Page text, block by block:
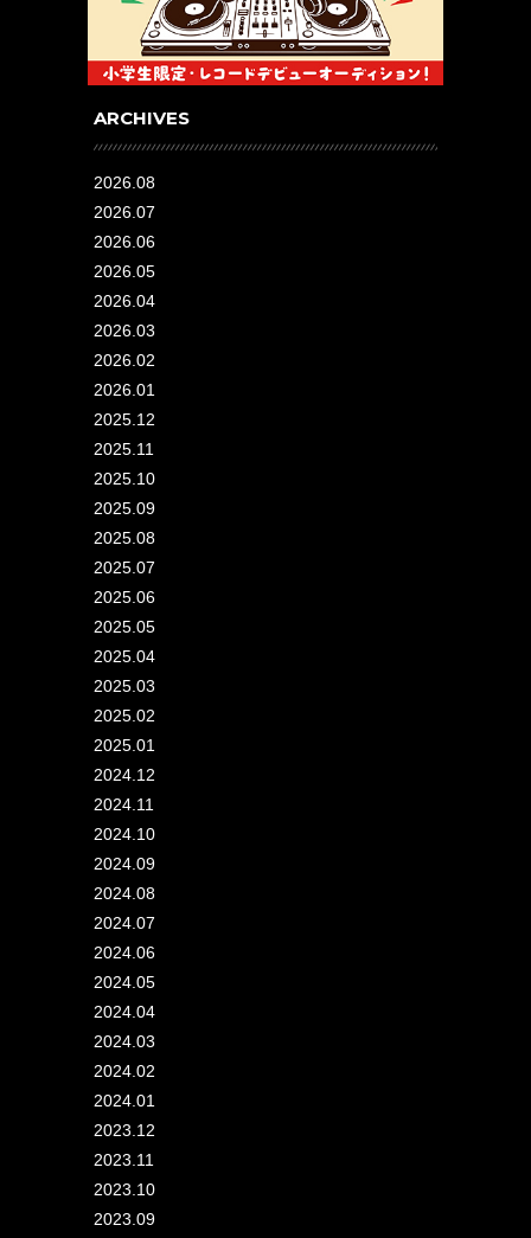
ARCHIVES
2026.08
2026.07
2026.06
2026.05
2026.04
2026.03
2026.02
2026.01
2025.12
2025.11
2025.10
2025.09
2025.08
2025.07
2025.06
2025.05
2025.04
2025.03
2025.02
2025.01
2024.12
2024.11
2024.10
2024.09
2024.08
2024.07
2024.06
2024.05
2024.04
2024.03
2024.02
2024.01
2023.12
2023.11
2023.10
2023.09